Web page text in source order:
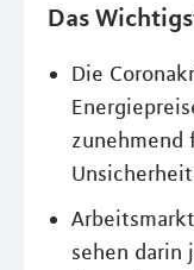
Das
Die
sehen darin